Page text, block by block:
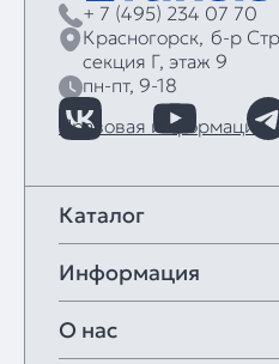
+ 7 (495) 234 07 70
Красногорск, б‑р
секция Г, этаж 9
пн-пт, 9-18
Правовая информация
Каталог
Информация
О нас